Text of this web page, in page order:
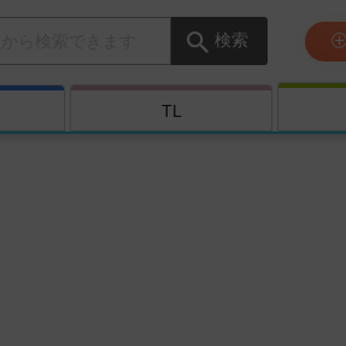
検索
TL